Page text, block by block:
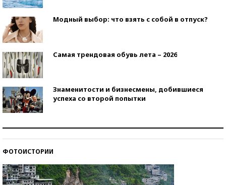
Модный выбор: что взять с собой в отпуск?
Самая трендовая обувь лета – 2026
Знаменитости и бизнесмены, добившиеся
успеха со второй попытки
ФОТОИСТОРИИ